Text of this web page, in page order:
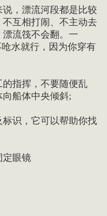
，漂流河段都是比较
互相打闹、不主动去
流筏不会翻。一
水就行，因为你穿有
指挥，不要随便乱
船体中央倾斜;
识，它可以帮助你找
眼镜